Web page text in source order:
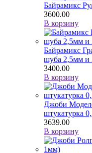
Байрамикс
3600.00
В корзину
Байрамикс
шуба 2,5мм и
3400.00
В корзину
Джоби
штукатурка
3639.00
В корзину